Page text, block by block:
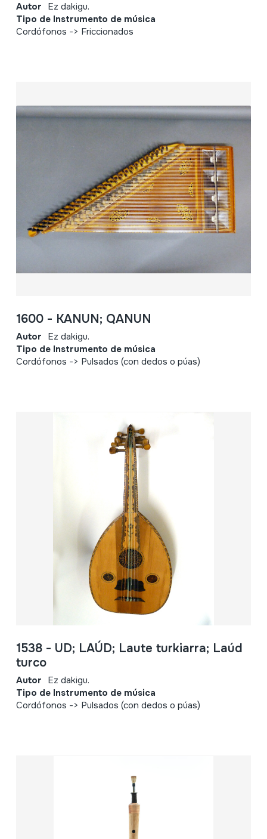
Autor Ez dakigu.
Tipo de Instrumento de música
Cordófonos -> Friccionados
1600 - KANUN; QANUN
Autor Ez dakigu.
Tipo de Instrumento de música
Cordófonos -> Pulsados (con dedos o púas)
1538 - UD; LAÚD; Laute turkiarra; Laúd
turco
Autor Ez dakigu.
Tipo de Instrumento de música
Cordófonos -> Pulsados (con dedos o púas)